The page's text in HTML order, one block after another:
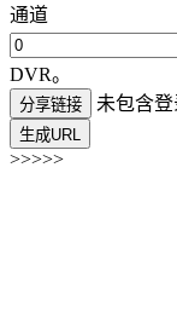
通道
DVR。
分享链接 未包含
生成URL
>>>>>